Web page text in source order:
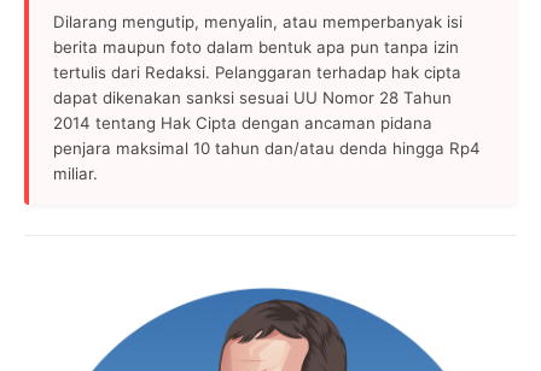
Dilarang mengutip, menyalin, atau memperbanyak isi
berita maupun foto dalam bentuk apa pun tanpa izin
tertulis dari Redaksi. Pelanggaran terhadap hak cipta
dapat dikenakan sanksi sesuai UU Nomor 28 Tahun
2014 tentang Hak Cipta dengan ancaman pidana
penjara maksimal 10 tahun dan/atau denda hingga Rp4
miliar.